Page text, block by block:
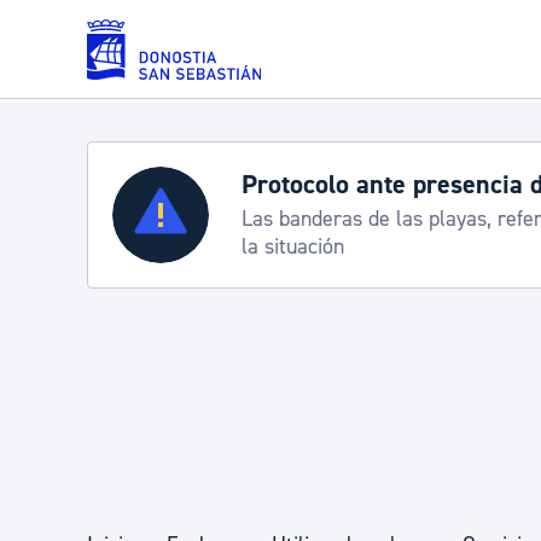
Saltar al contenido principal
Servicios
Padrón y asuntos personales
Protocolo ante presencia
Las banderas de las playas,
la situación